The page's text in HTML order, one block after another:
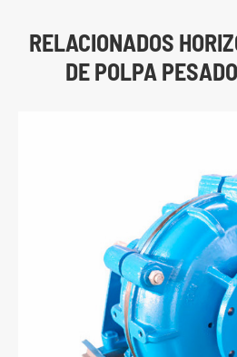
RELACIONADOS
DE POLPA